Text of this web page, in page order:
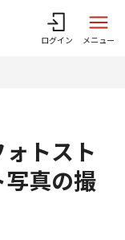
ログイン メニュー
トスト
真の撮